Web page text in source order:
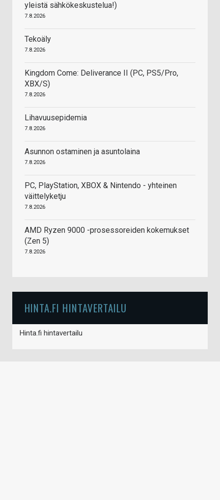
yleistä sähkökeskustelua!)
7.8.2026
Tekoäly
7.8.2026
Kingdom Come: Deliverance II (PC, PS5/Pro,
XBX/S)
7.8.2026
Lihavuusepidemia
7.8.2026
Asunnon ostaminen ja asuntolaina
7.8.2026
PC, PlayStation, XBOX & Nintendo - yhteinen
väittelyketju
7.8.2026
AMD Ryzen 9000 -prosessoreiden kokemukset
(Zen 5)
7.8.2026
HINTA.FI HINTAVERTAILU
Hinta.fi hintavertailu